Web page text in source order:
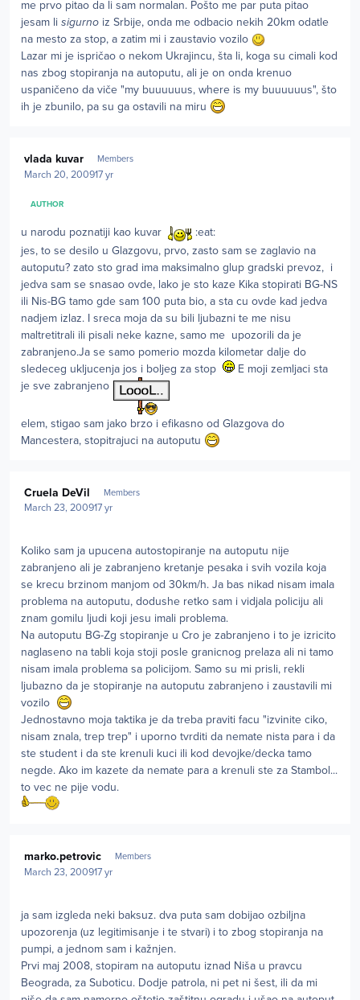
me prvo pitao da li sam normalan. Pošto me par puta pitao
jesam li sigurno iz Srbije, onda me odbacio nekih 20km odatle
na mesto za stop, a zatim mi i zaustavio vozilo
Lazar mi je ispričao o nekom Ukrajincu, šta li, koga su cimali kod
nas zbog stopiranja na autoputu, ali je on onda krenuo
uspaničeno da viče "my buuuuuus, where is my buuuuuus", što
ih je zbunilo, pa su ga ostavili na miru
vlada kuvar Members
March 20, 200917 yr
AUTHOR
u narodu poznatiji kao kuvar
:eat:
jes, to se desilo u Glazgovu, prvo, zasto sam se zaglavio na
autoputu? zato sto grad ima maksimalno glup gradski prevoz, i
jedva sam se snasao ovde, lako je sto kaze Kika stopirati BG-NS
ili Nis-BG tamo gde sam 100 puta bio, a sta cu ovde kad jedva
nadjem izlaz. I sreca moja da su bili ljubazni te me nisu
maltretitrali ili pisali neke kazne, samo me upozorili da je
zabranjeno.Ja se samo pomerio mozda kilometar dalje do
sledeceg ukljucenja jos i boljeg za stop
E moji zemljaci sta
je sve zabranjeno
elem, stigao sam jako brzo i efikasno od Glazgova do
Mancestera, stopitrajuci na autoputu
Cruela DeVil Members
March 23, 200917 yr
Koliko sam ja upucena autostopiranje na autoputu nije
zabranjeno ali je zabranjeno kretanje pesaka i svih vozila koja
se krecu brzinom manjom od 30km/h. Ja bas nikad nisam imala
problema na autoputu, dodushe retko sam i vidjala policiju ali
znam gomilu ljudi koji jesu imali problema.
Na autoputu BG-Zg stopiranje u Cro je zabranjeno i to je izricito
naglaseno na tabli koja stoji posle granicnog prelaza ali ni tamo
nisam imala problema sa policijom. Samo su mi prisli, rekli
ljubazno da je stopiranje na autoputu zabranjeno i zaustavili mi
vozilo
Jednostavno moja taktika je da treba praviti facu "izvinite ciko,
nisam znala, trep trep" i uporno tvrditi da nemate nista para i da
ste student i da ste krenuli kuci ili kod devojke/decka tamo
negde. Ako im kazete da nemate para a krenuli ste za Stambol...
to vec ne pije vodu.
marko.petrovic Members
March 23, 200917 yr
ja sam izgleda neki baksuz. dva puta sam dobijao ozbiljna
upozorenja (uz legitimisanje i te stvari) i to zbog stopiranja na
pumpi, a jednom sam i kažnjen.
Prvi maj 2008, stopiram na autoputu iznad Niša u pravcu
Beograda, za Suboticu. Dodje patrola, ni pet ni šest, ili da mi